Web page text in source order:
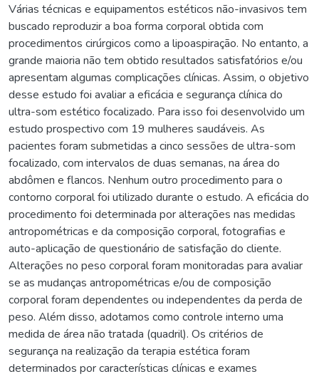
Várias técnicas e equipamentos estéticos não-invasivos tem
buscado reproduzir a boa forma corporal obtida com
procedimentos cirúrgicos como a lipoaspiração. No entanto, a
grande maioria não tem obtido resultados satisfatórios e/ou
apresentam algumas complicações clínicas. Assim, o objetivo
desse estudo foi avaliar a eficácia e segurança clínica do
ultra-som estético focalizado. Para isso foi desenvolvido um
estudo prospectivo com 19 mulheres saudáveis. As
pacientes foram submetidas a cinco sessões de ultra-som
focalizado, com intervalos de duas semanas, na área do
abdômen e flancos. Nenhum outro procedimento para o
contorno corporal foi utilizado durante o estudo. A eficácia do
procedimento foi determinada por alterações nas medidas
antropométricas e da composição corporal, fotografias e
auto-aplicação de questionário de satisfação do cliente.
Alterações no peso corporal foram monitoradas para avaliar
se as mudanças antropométricas e/ou de composição
corporal foram dependentes ou independentes da perda de
peso. Além disso, adotamos como controle interno uma
medida de área não tratada (quadril). Os critérios de
segurança na realização da terapia estética foram
determinados por características clínicas e exames